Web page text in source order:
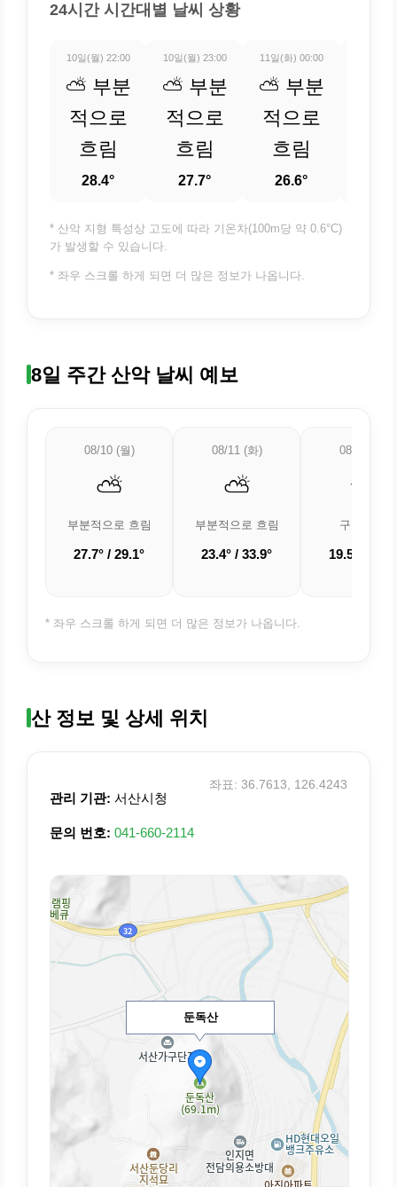
24시간 시간대별 날씨 상황
10일(월) 22:00
⛅ 부분
적으로
흐림
28.4°
10일(월) 23:00
⛅ 부분
적으로
흐림
27.7°
11일(화) 00:00
⛅ 부분
적으로
흐림
26.6°
* 산악 지형 특성상 고도에 따라 기온차(100m당 약 0.6°C)
가 발생할 수 있습니다.
* 좌우 스크롤 하게 되면 더 많은 정보가 나옵니다.
8일 주간 산악 날씨 예보
08/10 (월)
⛅
부분적으로 흐림
27.7° / 29.1°
08/11 (화)
⛅
부분적으로 흐림
23.4° / 33.9°
08/12 (수)
🌤️
구름 조금
19.5° /
* 좌우 스크롤 하게 되면 더 많은 정보가 나옵니다.
산 정보 및 상세 위치
관리 기관: 서산시청
문의 번호: 041-660-2114
좌표: 36.7613, 126.4243
둔독산